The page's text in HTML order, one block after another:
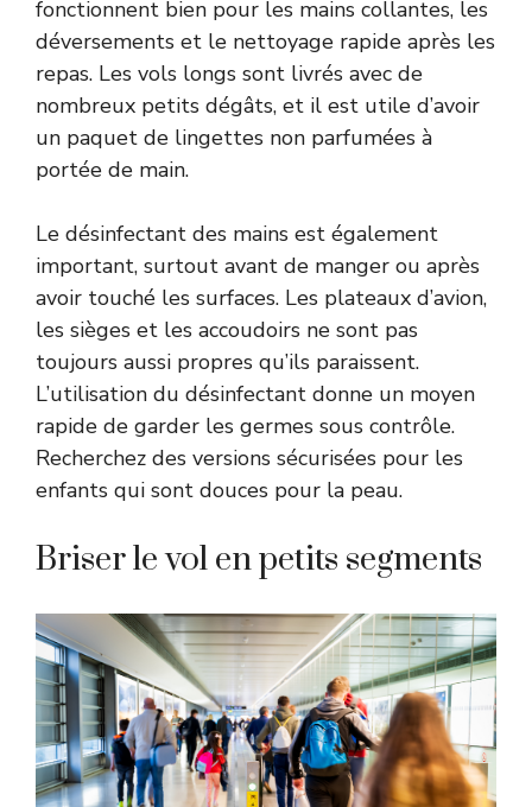
fonctionnent bien pour les mains collantes, les
déversements et le nettoyage rapide après les
repas. Les vols longs sont livrés avec de
nombreux petits dégâts, et il est utile d’avoir
un paquet de lingettes non parfumées à
portée de main.
Le désinfectant des mains est également
important, surtout avant de manger ou après
avoir touché les surfaces. Les plateaux d’avion,
les sièges et les accoudoirs ne sont pas
toujours aussi propres qu’ils paraissent.
L’utilisation du désinfectant donne un moyen
rapide de garder les germes sous contrôle.
Recherchez des versions sécurisées pour les
enfants qui sont douces pour la peau.
Briser le vol en petits segments